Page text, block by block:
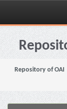
Skip
navigation
Repository of OAI